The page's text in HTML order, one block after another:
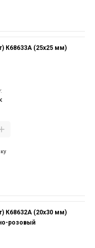
К68633А (25х25 мм)
К68632А (20х30 мм)
розовый